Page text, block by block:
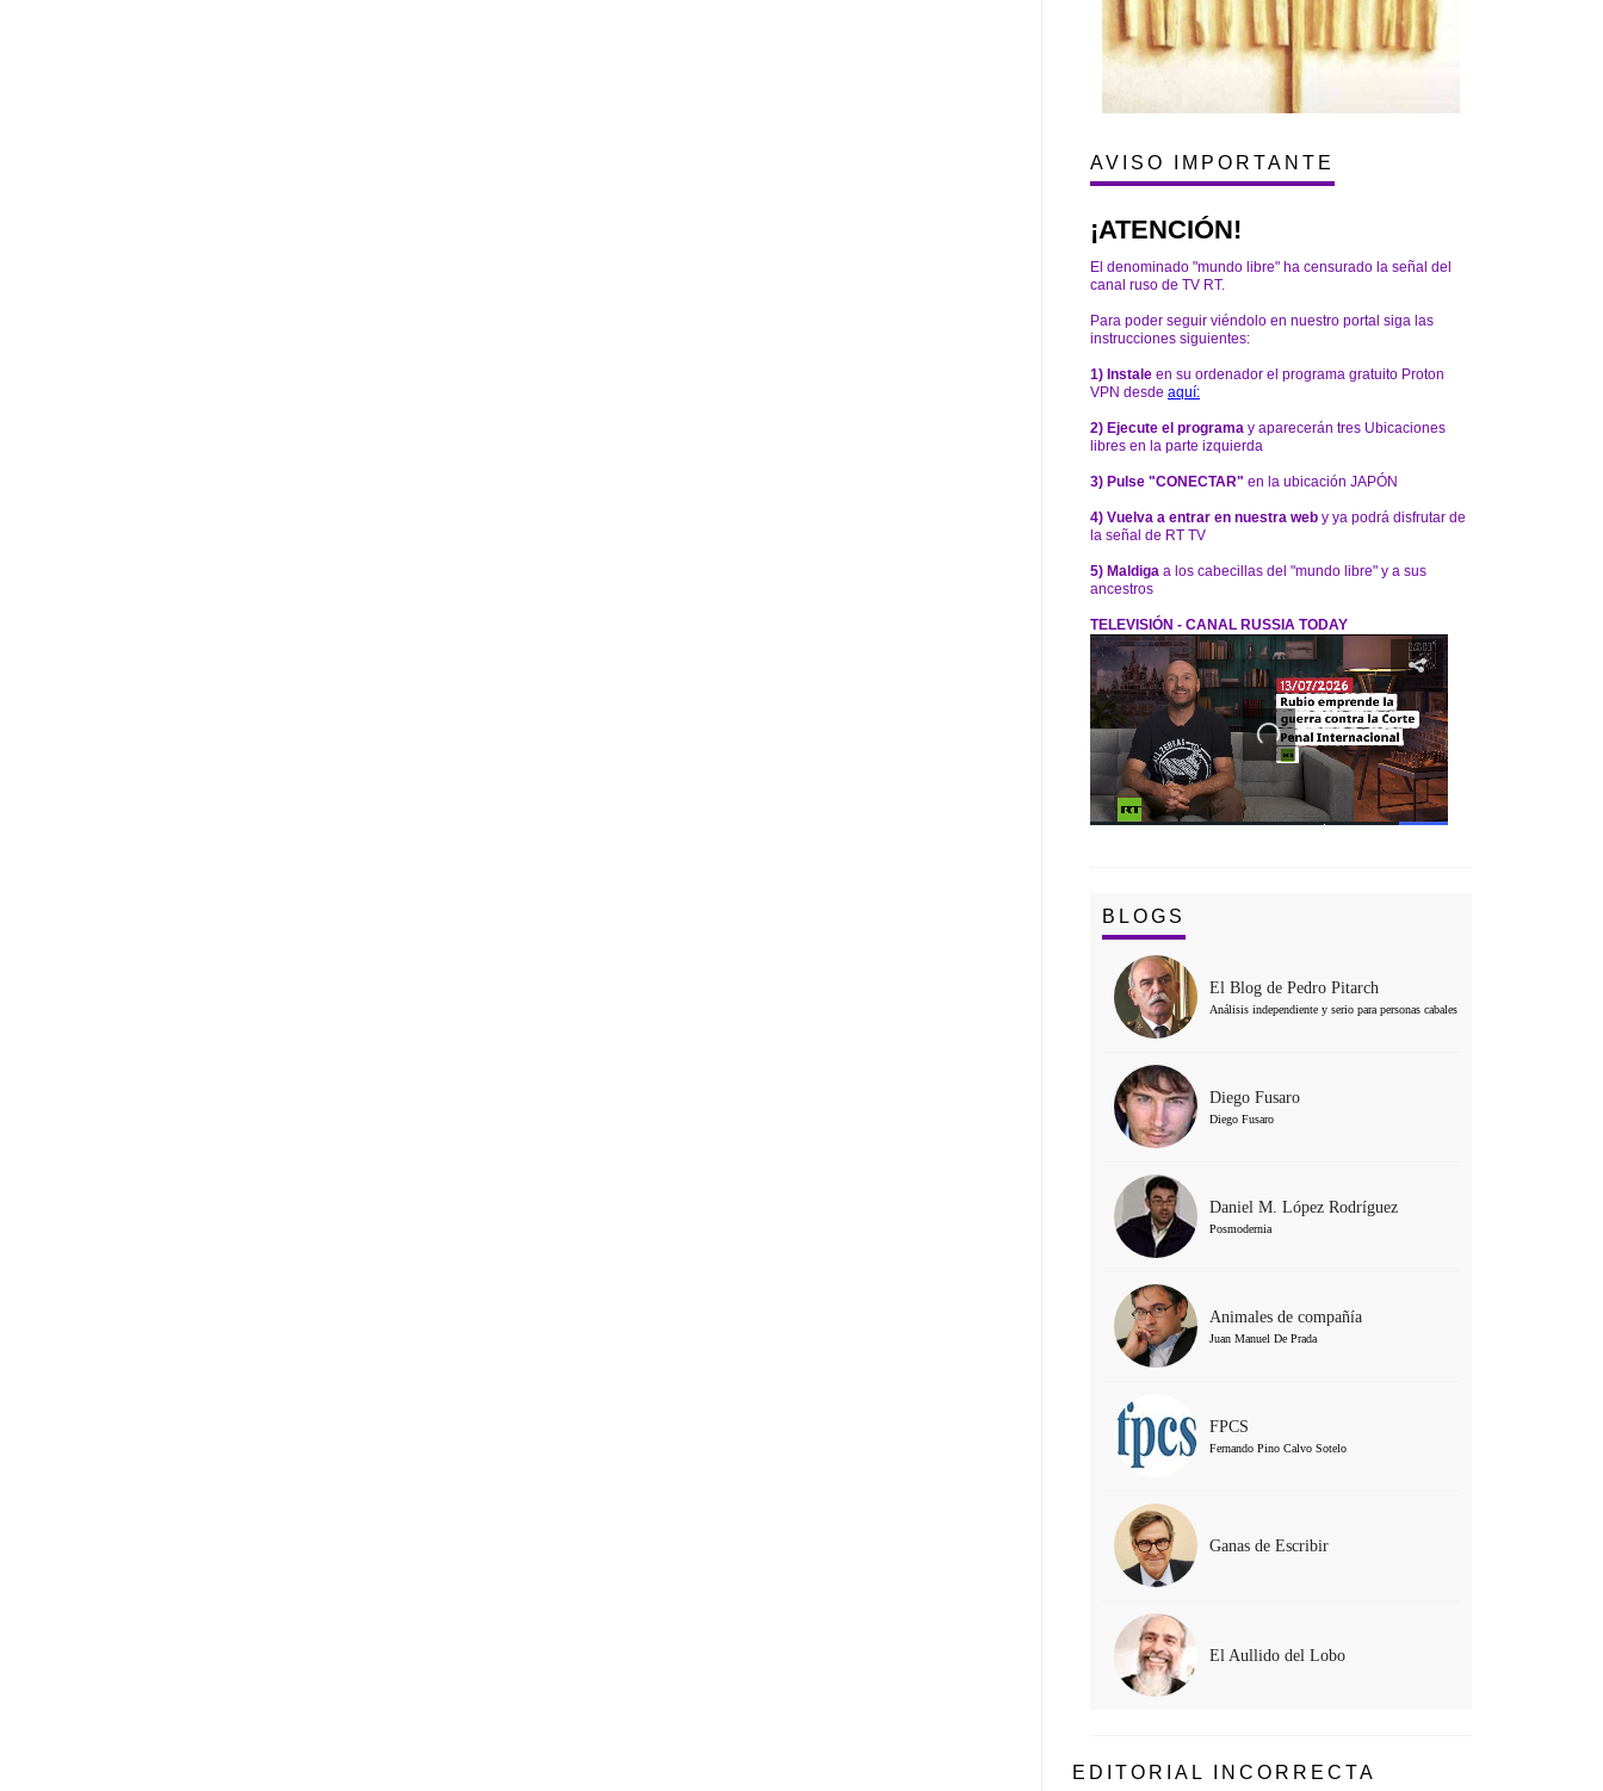
AVISO IMPORTANTE
¡ATENCIÓN!
El denominado "mundo libre" ha censurado la señal del
canal ruso de TV RT.
Para poder seguir viéndolo en nuestro portal siga las
instrucciones siguientes:
1) Instale en su ordenador el programa gratuito Proton
VPN desde aquí:
2) Ejecute el programa y aparecerán tres Ubicaciones
libres en la parte izquierda
3) Pulse "CONECTAR" en la ubicación JAPÓN
4) Vuelva a entrar en nuestra web y ya podrá disfrutar de
la señal de RT TV
5) Maldiga a los cabecillas del "mundo libre" y a sus
ancestros
TELEVISIÓN - CANAL RUSSIA TODAY
BLOGS
El Blog de Pedro Pitarch
Análisis independiente y serio para personas cabales
Diego Fusaro
Diego Fusaro
Daniel M. López Rodríguez
Posmodernia
Animales de compañía
Juan Manuel De Prada
FPCS
Fernando Pino Calvo Sotelo
Ganas de Escribir
El Aullido del Lobo
EDITORIAL INCORRECTA